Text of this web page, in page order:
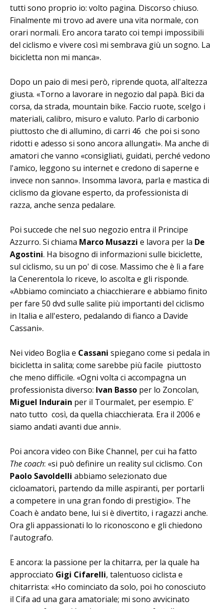
tutti sono proprio io: volto pagina. Discorso chiuso.
Finalmente mi trovo ad avere una vita normale, con
orari normali. Ero ancora tarato coi tempi impossibili
del ciclismo e vivere così mi sembrava giù un sogno. La
bicicletta non mi manca».
Dopo un paio di mesi però, riprende quota, all'altezza
giusta. «Torno a lavorare in negozio dal papà. Bici da
corsa, da strada, mountain bike. Faccio ruote, scelgo i
materiali, calibro, misuro e valuto. Parlo di carbonio
piuttosto che di allumino, di carri 46 che poi si sono
ridotti e adesso si sono ancora allungati». Ma anche di
amatori che vanno «consigliati, guidati, perché vedono
l'amico, leggono su internet e credono di saperne e
invece non sanno». Insomma lavora, parla e mastica di
ciclismo da giovane esperto, da professionista di
razza, anche senza pedalare.
Poi succede che nel suo negozio entra il Principe
Azzurro. Si chiama Marco Musazzi e lavora per la De
Agostini. Ha bisogno di informazioni sulle biciclette,
sul ciclismo, su un po' di cose. Massimo che è lì a fare
la Cenerentola lo riceve, lo ascolta e gli risponde.
«Abbiamo cominciato a chiacchierare e abbiamo finito
per fare 50 dvd sulle salite più importanti del ciclismo
in Italia e all'estero, pedalando di fianco a Davide
Cassani».
Nei video Boglia e Cassani spiegano come si pedala in
bicicletta in salita; come sarebbe più facile piuttosto
che meno difficile. «Ogni volta ci accompagna un
professionista diverso: Ivan Basso per lo Zoncolan,
Miguel Indurain per il Tourmalet, per esempio. E'
nato tutto così, da quella chiacchierata. Era il 2006 e
siamo andati avanti due anni».
Poi ancora video con Bike Channel, per cui ha fatto
The coach: «si può definire un reality sul ciclismo. Con
Paolo Savoldelli abbiamo selezionato due
cicloamatori, partendo da mille aspiranti, per portarli
a competere in una gran fondo di prestigio». The
Coach è andato bene, lui si è divertito, i ragazzi anche.
Ora gli appassionati lo lo riconoscono e gli chiedono
l'autografo.
E ancora: la passione per la chitarra, per la quale ha
approcciato Gigi Cifarelli, talentuoso ciclista e
chitarrista: «Ho cominciato da solo, poi ho conosciuto
il Cifa ad una gara amatoriale; mi sono avvicinato